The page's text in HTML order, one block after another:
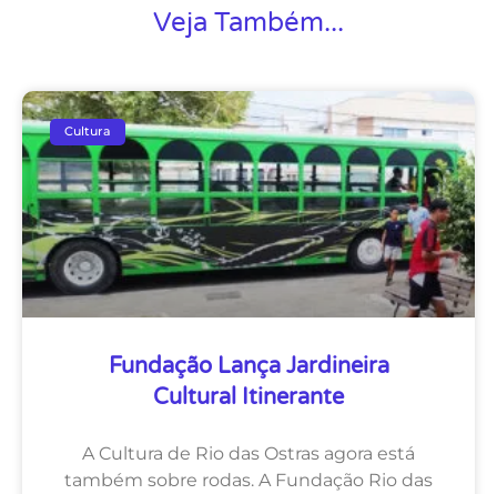
Veja Também...
Cultura
Fundação Lança Jardineira
Cultural Itinerante
A Cultura de Rio das Ostras agora está
também sobre rodas. A Fundação Rio das